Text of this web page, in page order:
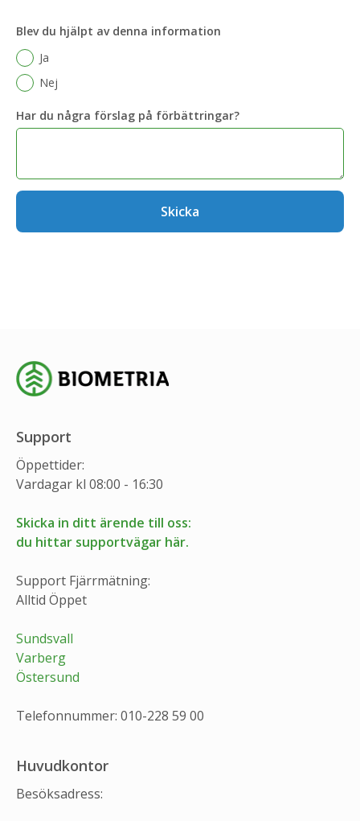
Blev du hjälpt av denna information
Ja
Nej
Har du några förslag på förbättringar?
Skicka
Support
Öppettider:
Vardagar kl 08:00 - 16:30
Skicka in ditt ärende till oss:
du hittar supportvägar här.
Support Fjärrmätning:
Alltid Öppet
Sundsvall
Varberg
Östersund
Telefonnummer: 010-228 59 00
Huvudkontor
Besöksadress: